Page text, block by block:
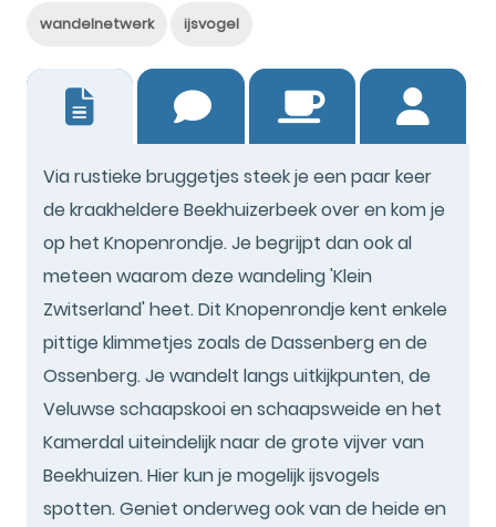
wandelnetwerk ijsvogel
Via rustieke bruggetjes steek je een paar keer
de kraakheldere Beekhuizerbeek over en kom je
op het Knopenrondje. Je begrijpt dan ook al
meteen waarom deze wandeling 'Klein
Zwitserland' heet. Dit Knopenrondje kent enkele
pittige klimmetjes zoals de Dassenberg en de
Ossenberg. Je wandelt langs uitkijkpunten, de
Veluwse schaapskooi en schaapsweide en het
Kamerdal uiteindelijk naar de grote vijver van
Beekhuizen. Hier kun je mogelijk ijsvogels
spotten. Geniet onderweg ook van de heide en